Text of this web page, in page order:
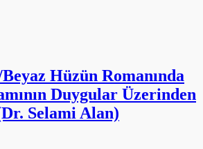
Beyaz Hüzün Romanında
Duygular Üzerinden
Selami Alan)